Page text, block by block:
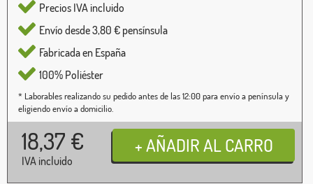
Precios IVA incluido
Envío desde 3,80 € pensínsula
Fabricada en España
100% Poliéster
* Laborables realizando su pedido antes de las 12:00 para envío a península y
eligiendo envío a domicilio.
18,37 €
IVA incluido